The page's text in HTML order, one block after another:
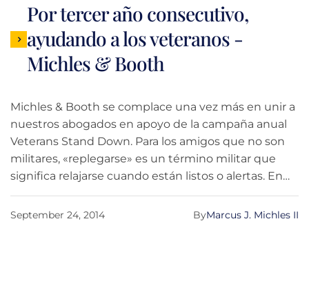
Por tercer año consecutivo,
ayudando a los veteranos -
Michles & Booth
Michles & Booth se complace una vez más en unir a
nuestros abogados en apoyo de la campaña anual
Veterans Stand Down. Para los amigos que no son
militares, «replegarse» es un término militar que
significa relajarse cuando están listos o alertas. En
este caso, Veterans Stand Down es un evento anual
para ayudar a los veteranos sin hogar y en situación
September 24, 2014 Marcus J. Michles II
By